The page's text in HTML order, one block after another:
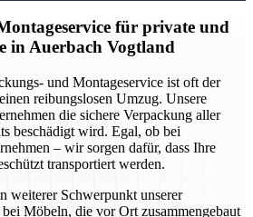
für private und
in Auerbach Vogtland
und Montageservice ist oft der
reibungslosen Umzug. Unsere
die sichere Verpackung aller
beschädigt wird. Egal, ob bei
– wir sorgen dafür, dass Ihre
transportiert werden.
weiterer Schwerpunkt unserer
Möbeln, die vor Ort zusammengebaut